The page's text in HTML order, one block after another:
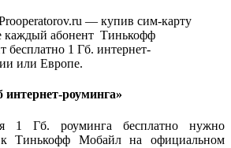
— купив сим-карту
каждый абонент Тинькофф
бесплатно 1 Гб. интернет-
или Европе.
роуминга»
1 Гб. роуминга бесплатно нужно
к Тинькофф Мобайл на официальном